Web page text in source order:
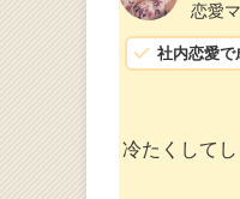
恋愛
社内恋愛で
冷たくして